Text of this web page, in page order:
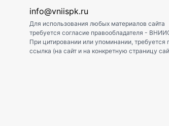
info@vniispk.ru
Для использования любых материалов сайта
требуется согласие правообладателя -
При цитировании или упоминании, требуется
ссылка (на сайт и на конкретную страницу